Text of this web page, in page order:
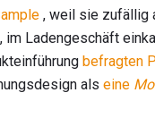
, weil sie zufällig
im Ladengeschäft
befragten
als eine